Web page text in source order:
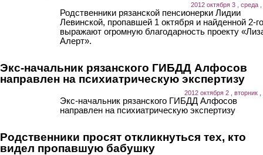
2012 октября 3 , среда ,
Родственники рязанской пенсионерки Лидии
Левинской, пропавшей 1 октября и найденной 2-
выражают огромную благодарность проекту
Алерт».
Экс-начальник рязанского ГИБДД Алфосов
направлен на психиатрическую экспертизу
2012 октября 2 , вторник ,
Экс-начальник рязанского ГИБДД Алфосов
направлен на психиатрическую экспертизу
Родственники просят откликнуться тех, кто
видел пропавшую бабушку